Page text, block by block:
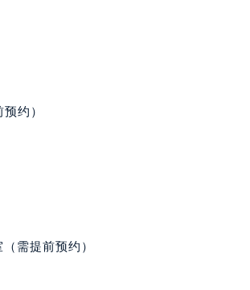
尔多斯大厦）23层2326室（需提前预约）
需提前预约）
约）
需提前预约）